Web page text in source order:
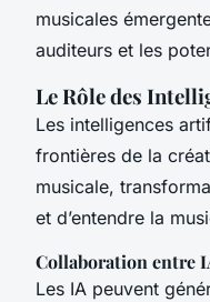
musicales
auditeurs et les
Le Rôle des
Les intelligences
frontières de la
musicale,
et d’entendre la
Collaboration entre
Les IA peuvent